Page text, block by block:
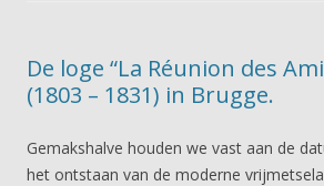
De loge “La Réunion des
(1803 – 1831) in Brugge.
Gemakshalve houden we vast aan de
het ontstaan van de moderne